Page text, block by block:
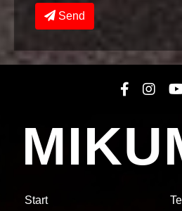
Send
Start